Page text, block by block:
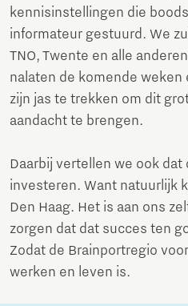
kennisinstellingen die
informateur gestuurd. We
TNO, Twente en alle
nalaten de komende weken
zijn jas te trekken om dit
aandacht te brengen.
Daarbij vertellen we ook
investeren. Want natuurlijk
Den Haag. Het is aan ons
zorgen dat dat succes ten
Zodat de Brainportregio
werken en leven is.